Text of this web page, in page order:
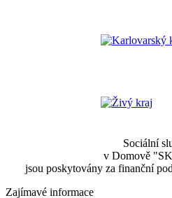
Sociální
v Domově
jsou poskytovány za finanční
Zajímavé informace